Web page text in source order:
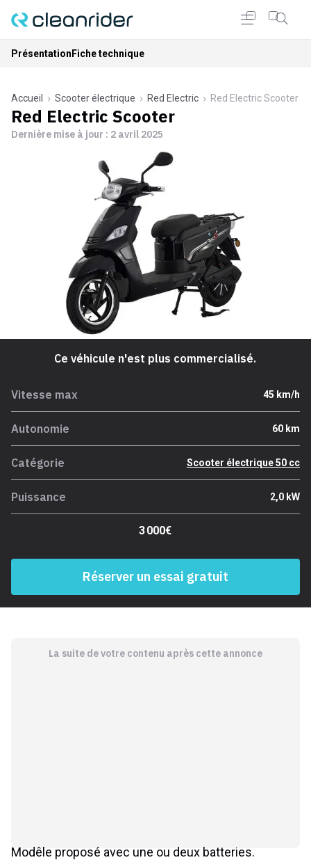
Présentation Fiche technique
Accueil Scooter électrique Red Electric Red Electric Scooter
Red Electric Scooter
Dernière mise à jour : 2 avril 2025
Ce véhicule n'est plus commercialisé.
Vitesse max 45 km/h
Autonomie 60 km
Catégorie Scooter électrique 50 cc
Puissance 2,0 kW
3 000€
Réserver un essai gratuit
La suite de votre contenu après cette annonce
Modêle proposé avec une ou deux batteries.